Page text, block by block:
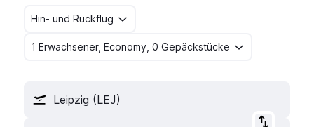
Hin- und Rückflug
1 Erwachsener, Economy, 0 Gepäckstücke
Leipzig (LEJ)